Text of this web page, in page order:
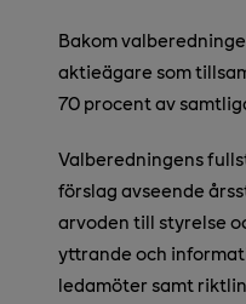
Bakom
aktieägare som
70 procent av
Valberedningens
förslag avseende
arvoden till styrelse
yttrande och
ledamöter samt